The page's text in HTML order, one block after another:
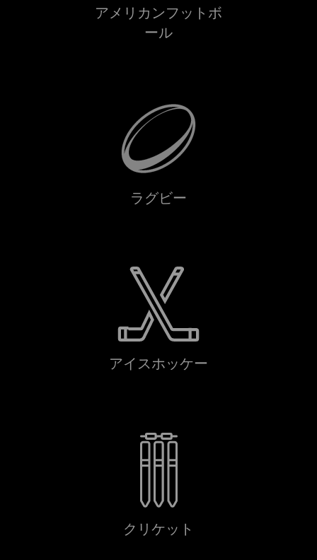
アメリカンフットボ
ール
ラグビー
アイスホッケー
クリケット